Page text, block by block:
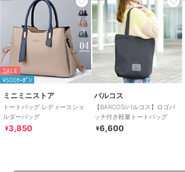
SALE
¥500ｸｰﾎﾟﾝ
ミニミニストア
トートバッグ レディースショ
ルダーバッグ
¥3,850
バルコス
【BARCOS/バルコス】ロゴパ
ッチ付き軽量トートバッグ
¥6,600